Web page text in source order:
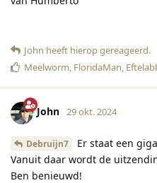
John heeft hierop gereageerd.
Meelworm FloridaMan
John 29 okt. 2024
Debruijn7
Er staat een
Vanuit daar wordt de
Ben benieuwd!